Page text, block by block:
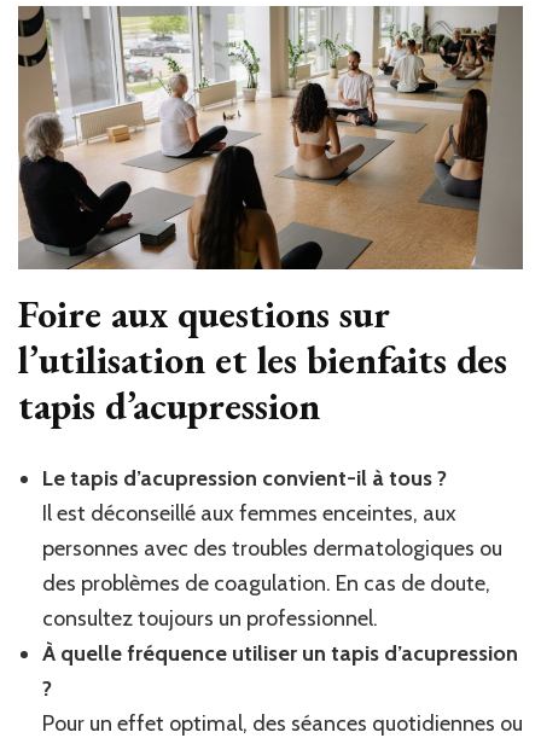
Foire aux questions sur
l’utilisation et les bienfaits des
tapis d’acupression
Le tapis d’acupression convient-il à tous ?
Il est déconseillé aux femmes enceintes, aux
personnes avec des troubles dermatologiques ou
des problèmes de coagulation. En cas de doute,
consultez toujours un professionnel.
À quelle fréquence utiliser un tapis d’acupression
?
Pour un effet optimal, des séances quotidiennes ou